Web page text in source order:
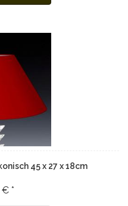
45 x 27 x 18cm
€ *